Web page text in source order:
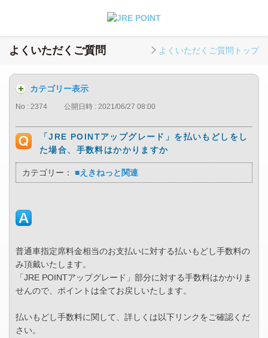
よくいただくご質問 よくいただくご質問トップ
カテゴリー表示
No : 2374 公開日時 : 2021/06/27 08:00
「JRE POINTアップグレード」を払いもどしをし
た場合、手数料はかかりますか
カテゴリー： ■えきねっと関連
普通車指定席料金相当のお支払いに対する払いもどし手数料の
み頂戴いたします。
「JRE POINTアップグレード」部分に対する手数料はかかりま
せんので、ポイントは全てお戻しいたします。
払いもどし手数料に関して、詳しくは以下リンクをご確認くだ
さい。